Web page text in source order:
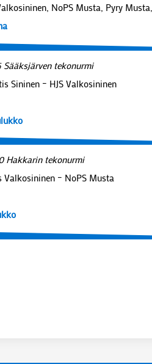
NoPS Musta, Pyry
Sääksjärven tekonurmi
Sininen – HJS Valkosininen
Hakkarin tekonurmi
Valkosininen – NoPS Musta